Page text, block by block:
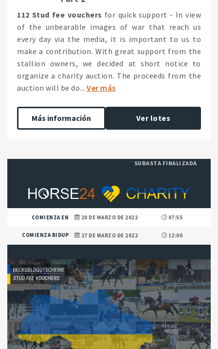
112 Stud fee vouchers for quick support - In view
of the unbearable images of war that reach us
every day via the media, it is important to us to
make a contribution. With great support from the
stallion owners, we decided at short notice to
organize a charity auction. The proceeds from the
auction will be do... Ver más
Más información Ver lotes
SUBASTA FINALIZADA
COMIENZA EN 20 DE MARZO DE 2022 07:55
COMIENZA BIDUP 27 DE MARZO DE 2022 12:00